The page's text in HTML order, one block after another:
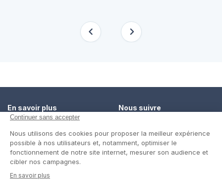
En savoir plus
Un service de confiance
Contact
Nous suivre
Twitter
Blog